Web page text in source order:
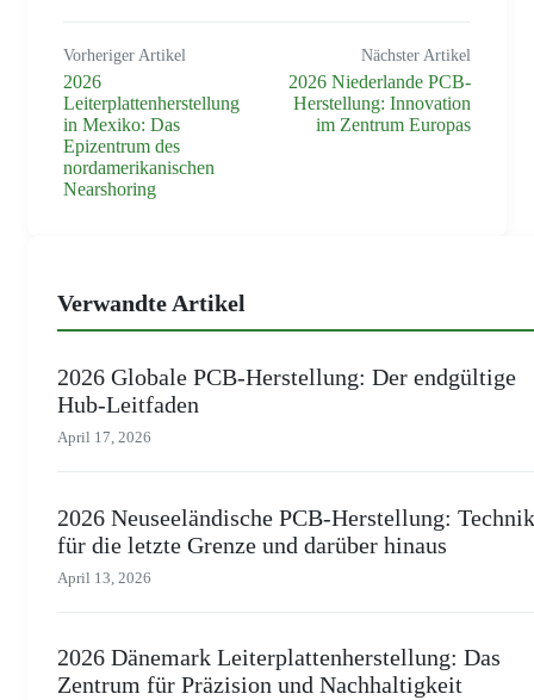
Vorheriger Artikel
2026
Leiterplattenherstellung
in Mexiko: Das
Epizentrum des
nordamerikanischen
Nearshoring
Nächster Artikel
2026 Niederlande PCB-
Herstellung: Innovation
im Zentrum Europas
Verwandte Artikel
2026 Globale PCB-Herstellung: Der endgültige
Hub-Leitfaden
April 17, 2026
2026 Neuseeländische PCB-Herstellung: Technik
für die letzte Grenze und darüber hinaus
April 13, 2026
2026 Dänemark Leiterplattenherstellung: Das
Zentrum für Präzision und Nachhaltigkeit